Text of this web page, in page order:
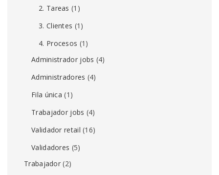
2. Tareas (1)
3. Clientes (1)
4. Procesos (1)
Administrador jobs (4)
Administradores (4)
Fila única (1)
Trabajador jobs (4)
Validador retail (16)
Validadores (5)
Trabajador (2)